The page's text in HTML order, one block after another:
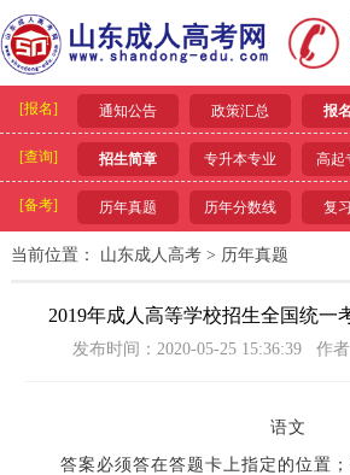
[报名] 通知公告 政策汇总 报
[查询] 招生简章 专升本专业 高起
[备考] 历年真题 历年分数线 复
当前位置： 山东成人高考> 历年真题
2019年成人高等学校招生全国统一
发布时间：2020-05-25 15:36:39 作
语文
答案必须答在答题卡上指定的位置；